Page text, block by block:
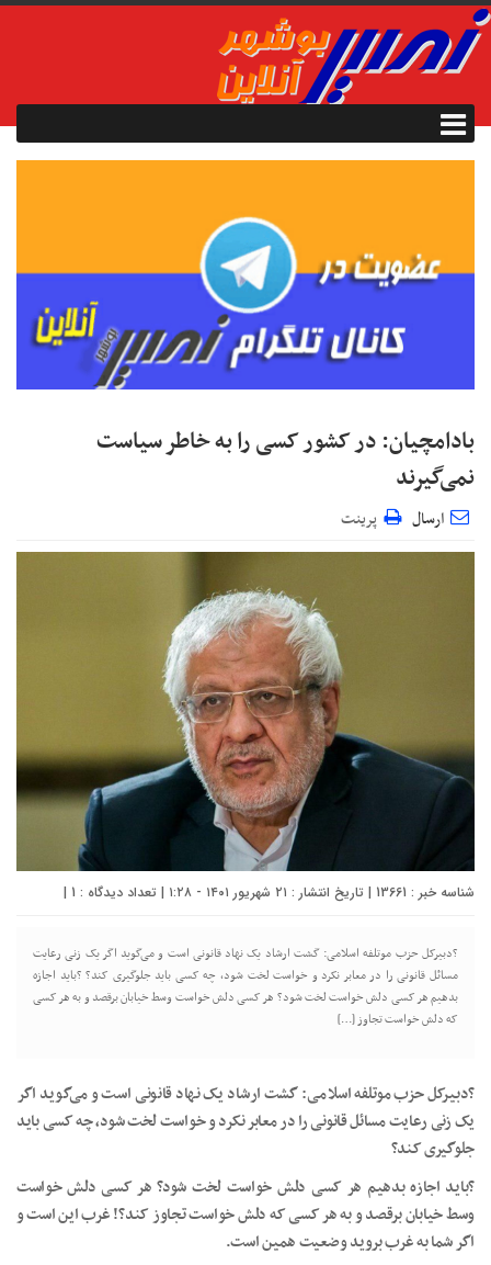
بادامچیان: در کشور کسی را به خاطر سیاست
نمی‌گیرند
ارسال پرینت
شناسه خبر : 13661 | تاریخ انتشار : ۲۱ شهریور ۱۴۰۱ - ۱:۲۸ | تعداد دیدگاه : 1
|
?دبیرکل حزب موتلفه اسلامی: گشت ارشاد یک نهاد قانونی است و می‌گوید اگر یک زنی رعایت
مسائل قانونی را در معابر نکرد و خواست لخت شود، چه کسی باید جلوگیری کند؟ ?باید اجازه
بدهیم هر کسی دلش خواست لخت شود؟ هر کسی دلش خواست وسط خیابان برقصد و به هر کسی
که دلش خواست تجاوز […]
?دبیرکل حزب موتلفه اسلامی: گشت ارشاد یک نهاد قانونی است و می‌گوید اگر
یک زنی رعایت مسائل قانونی را در معابر نکرد و خواست لخت شود، چه کسی باید
جلوگیری کند؟
?باید اجازه بدهیم هر کسی دلش خواست لخت شود؟ هر کسی دلش خواست
وسط خیابان برقصد و به هر کسی که دلش خواست تجاوز کند؟! غرب این است و
اگر شما به غرب بروید وضعیت همین است.